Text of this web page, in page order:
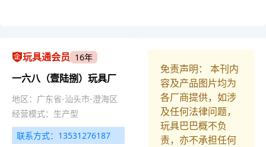
玩具通会员 16年
一六八（壹陆捌）玩具厂
地区：广东省-汕头市-澄海区
经营模式：生产型
联系方式：13531276187
免责声明： 本刊内
容及产品图片均为
各厂商提供，如涉
及任何法律问题，
玩具巴巴概不负
责，亦不承担任何